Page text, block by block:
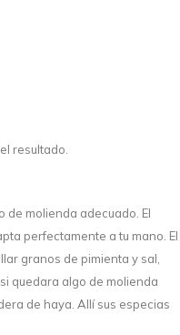
resultado.
de molienda adecuado. El
perfectamente a tu mano. El
granos de pimienta y sal,
quedara algo de molienda
de haya. Allí sus especias